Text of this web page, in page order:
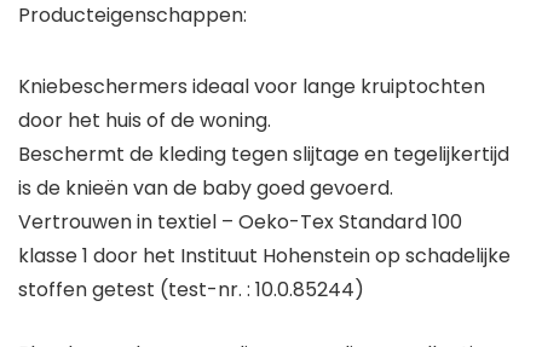
Producteigenschappen:
Kniebeschermers ideaal voor lange kruiptochten
door het huis of de woning.
Beschermt de kleding tegen slijtage en tegelijkertijd
is de knieën van de baby goed gevoerd.
Vertrouwen in textiel – Oeko-Tex Standard 100
klasse 1 door het Instituut Hohenstein op schadelijke
stoffen getest (test-nr. : 10.0.85244)